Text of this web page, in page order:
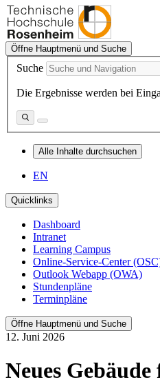
Öffne Hauptmenü und Suche
Suche
Die Ergebnisse werden bei
Alle Inhalte durchsuchen
EN
Quicklinks
Dashboard
Intranet
Learning Campus
Online-Service-Center
Outlook Webapp (OWA)
Stundenpläne
Terminpläne
Öffne Hauptmenü und Suche
12. Juni 2026
Neues